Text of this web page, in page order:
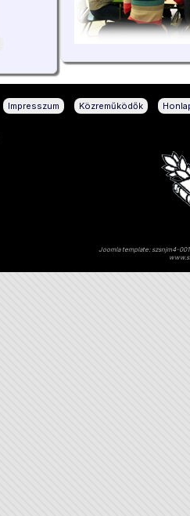
Impresszum Közreműködők
Joomla template: szsnjm4-